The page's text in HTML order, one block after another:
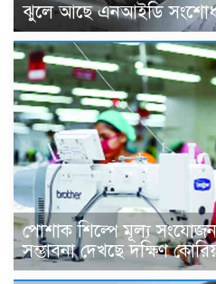
ঝুলে আছে এনআইডি
পোশাক শিল্পে মূল্য
সম্ভাবনা দেখছে দক্ষিণ